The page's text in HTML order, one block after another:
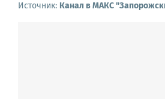
Источник: Канал в МАКС